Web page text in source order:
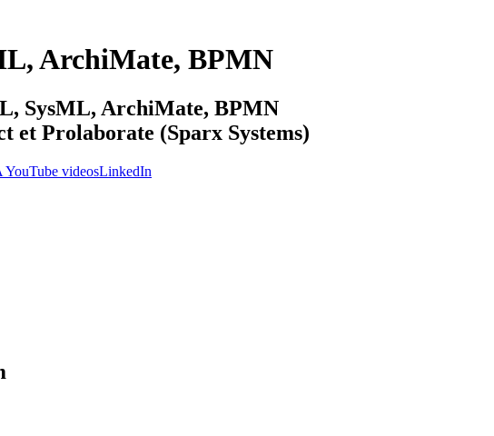
ArchiMate, BPMN
SysML, ArchiMate, BPMN
et Prolaborate (Sparx Systems)
videosLinkedIn